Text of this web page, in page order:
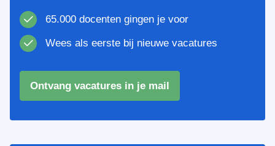
65.000 docenten gingen je voor
Wees als eerste bij nieuwe vacatures
Ontvang vacatures in je mail